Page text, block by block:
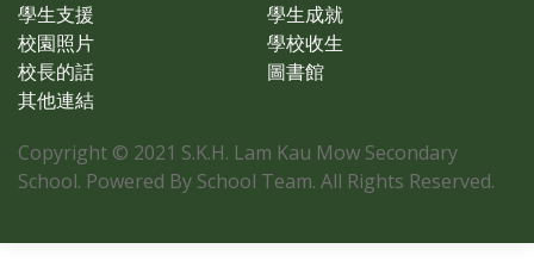
學生支援
學生成就
校園照片
學校收生
校長的話
圖書館
其他連結
Copyright © 2021 S.K.H. Lam Kau Mow Secondary
School. Powered By School Team. All Rights Reserved.